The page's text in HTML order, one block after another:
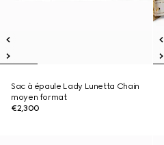
Sac à épaule Lady Lunetta Chain
moyen format
€2,300